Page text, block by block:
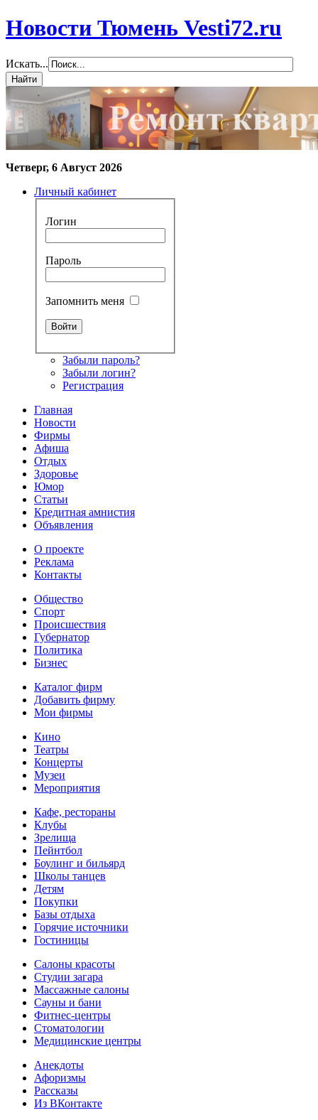
Новости Тюмень Vesti72.ru
Искать...
Четверг, 6 Август 2026
Личный кабинет
Логин
Пароль
Запомнить меня
Забыли пароль?
Забыли логин?
Регистрация
Главная
Новости
Фирмы
Афиша
Отдых
Здоровье
Юмор
Статьи
Кредитная амнистия
Объявления
О проекте
Реклама
Контакты
Общество
Спорт
Происшествия
Губернатор
Политика
Бизнес
Каталог фирм
Добавить фирму
Мои фирмы
Кино
Театры
Концерты
Музеи
Мероприятия
Кафе, рестораны
Клубы
Зрелища
Пейнтбол
Боулинг и бильярд
Школы танцев
Детям
Покупки
Базы отдыха
Горячие источники
Гостиницы
Салоны красоты
Студии загара
Массажные салоны
Сауны и бани
Фитнес-центры
Стоматологии
Медицинские центры
Анекдоты
Афоризмы
Рассказы
Из ВКонтакте